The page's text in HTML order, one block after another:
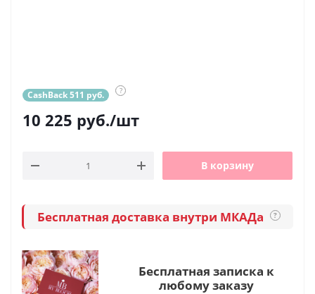
CashBack 511 руб. ?
10 225 руб./шт
В корзину
Бесплатная доставка внутри МКАДа ?
Бесплатная записка к
любому заказу